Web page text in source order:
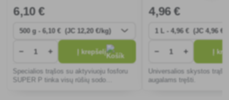
6,10 €
− + Į krepšelį
Specialios trąšos su aktyviuoju fosforu
SUPER P tinka visų rūšių sodo
4,96 €
− + Į
Universalios skystos
augalams tręšti.